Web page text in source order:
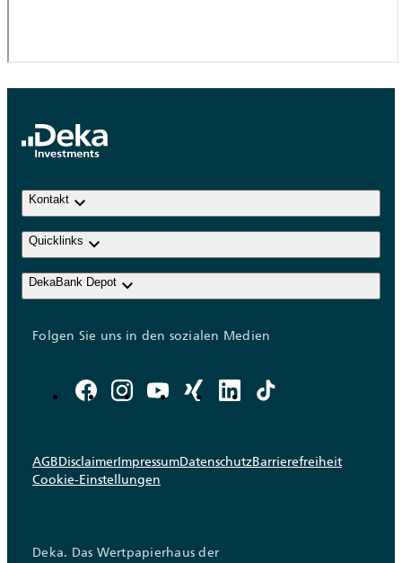
Kontakt keyboard_arrow_down
Quicklinks keyboard_arrow_down
DekaBank Depot keyboard_arrow_down
Folgen Sie uns in den sozialen Medien
AGBDisclaimerImpressumDatenschutzBarrierefreiheit
Cookie-Einstellungen
Deka. Das Wertpapierhaus der